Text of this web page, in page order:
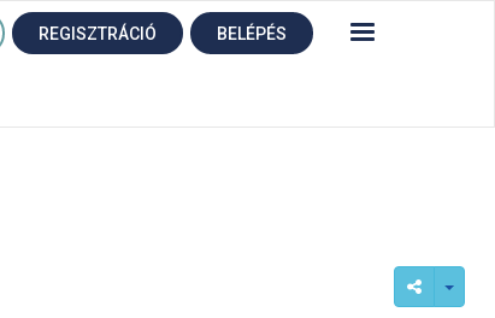
REGISZTRÁCIÓ BELÉPÉS